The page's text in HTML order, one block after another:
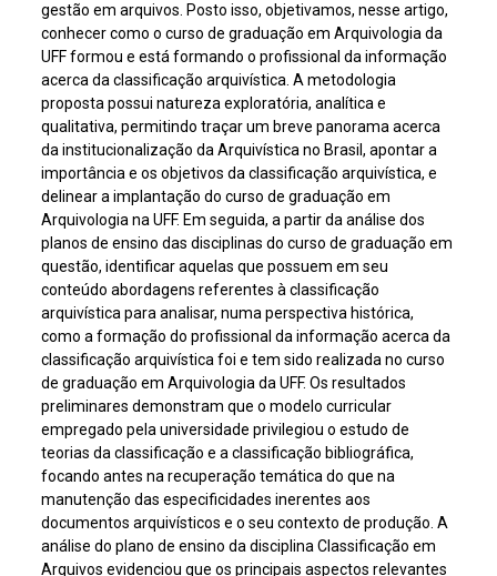
gestão em arquivos. Posto isso, objetivamos, nesse artigo,
conhecer como o curso de graduação em Arquivologia da
UFF formou e está formando o profissional da informação
acerca da classificação arquivística. A metodologia
proposta possui natureza exploratória, analítica e
qualitativa, permitindo traçar um breve panorama acerca
da institucionalização da Arquivística no Brasil, apontar a
importância e os objetivos da classificação arquivística, e
delinear a implantação do curso de graduação em
Arquivologia na UFF. Em seguida, a partir da análise dos
planos de ensino das disciplinas do curso de graduação em
questão, identificar aquelas que possuem em seu
conteúdo abordagens referentes à classificação
arquivística para analisar, numa perspectiva histórica,
como a formação do profissional da informação acerca da
classificação arquivística foi e tem sido realizada no curso
de graduação em Arquivologia da UFF. Os resultados
preliminares demonstram que o modelo curricular
empregado pela universidade privilegiou o estudo de
teorias da classificação e a classificação bibliográfica,
focando antes na recuperação temática do que na
manutenção das especificidades inerentes aos
documentos arquivísticos e o seu contexto de produção. A
análise do plano de ensino da disciplina Classificação em
Arquivos evidenciou que os principais aspectos relevantes